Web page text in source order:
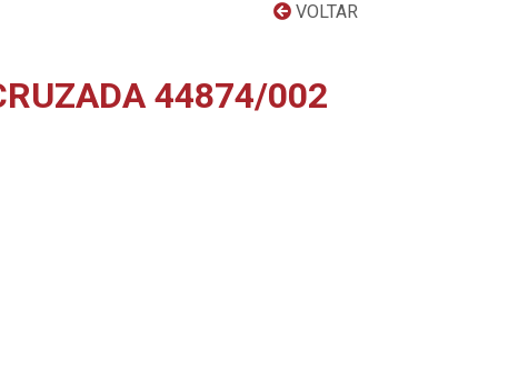
VOLTAR
44874/002